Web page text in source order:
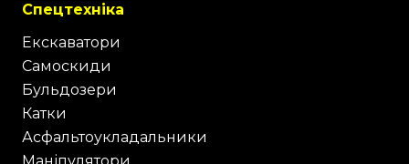
Спецтехніка
Екскаватори
Самоскиди
Бульдозери
Катки
Асфальтоукладальники